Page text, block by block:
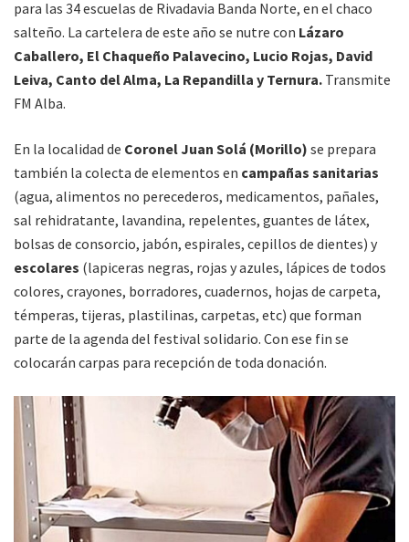
para las 34 escuelas de Rivadavia Banda Norte, en el chaco
salteño. La cartelera de este año se nutre con Lázaro
Caballero, El Chaqueño Palavecino, Lucio Rojas, David
Leiva, Canto del Alma, La Repandilla y Ternura. Transmite
FM Alba.
En la localidad de Coronel Juan Solá (Morillo) se prepara
también la colecta de elementos en campañas sanitarias
(agua, alimentos no perecederos, medicamentos, pañales,
sal rehidratante, lavandina, repelentes, guantes de látex,
bolsas de consorcio, jabón, espirales, cepillos de dientes) y
escolares (lapiceras negras, rojas y azules, lápices de todos
colores, crayones, borradores, cuadernos, hojas de carpeta,
témperas, tijeras, plastilinas, carpetas, etc) que forman
parte de la agenda del festival solidario. Con ese fin se
colocarán carpas para recepción de toda donación.